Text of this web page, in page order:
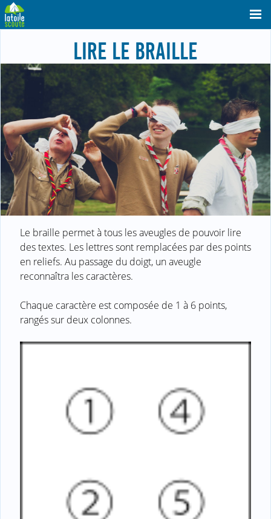
LIRE LE BRAILLE
Le braille permet à tous les aveugles de pouvoir lire
des textes. Les lettres sont remplacées par des points
en reliefs. Au passage du doigt, un aveugle
reconnaîtra les caractères.
Chaque caractère est composée de 1 à 6 points,
rangés sur deux colonnes.